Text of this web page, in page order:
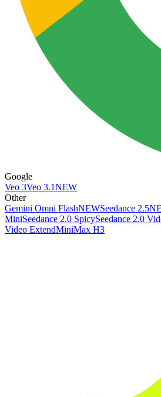
Google
Veo 3Veo 3.1NEW
Other
Gemini Omni FlashNEWSeedance 2.5
MiniSeedance 2.0 SpicySeedance 2.0
Video ExtendMiniMax H3